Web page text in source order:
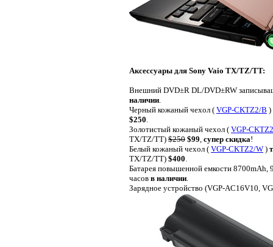
Аксессуары для Sony Vaio TX/TZ/TT:
Внешний DVD±R DL/DVD±RW
наличии.
Черный кожаный чехол ( VGP-CKTZ2/B )
$250.
Золотистый кожаный чехол ( VGP-
TX/TZ/TT) $250 $99, супер скидка!
Белый кожаный чехол ( VGP-CKTZ2/W )
TX/TZ/TT) $400.
Батарея повышенной емкости 8700mAh,
часов в наличии.
Зарядное устройство (VGP-AC16V10,